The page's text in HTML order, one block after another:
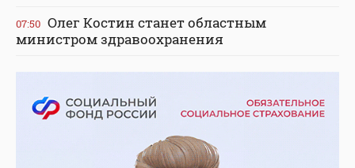
07:50 Олег Костин станет областным
министром здравоохранения